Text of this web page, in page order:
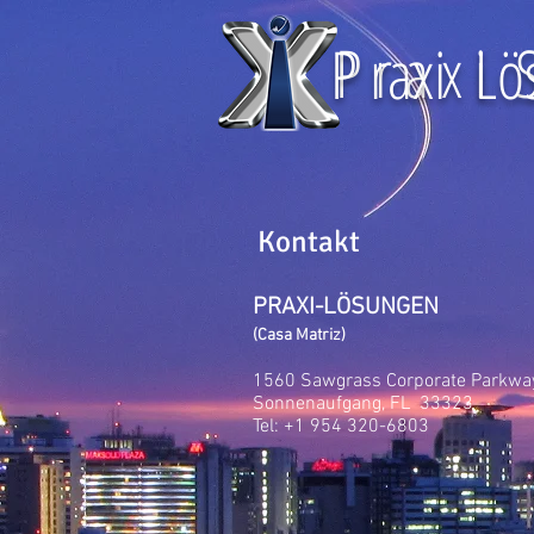
P r a x i
P raxi
Kontakt
PRAXI-LÖSUNGEN
(Casa Matriz)
1560 Sawgrass Corporate
Sonnenaufgang, FL 33323
Tel: +1 954 320-6803